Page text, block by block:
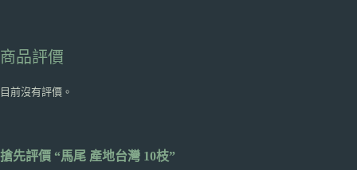
商品評價
目前沒有評價。
搶先評價 “馬尾 產地台灣 10枝”